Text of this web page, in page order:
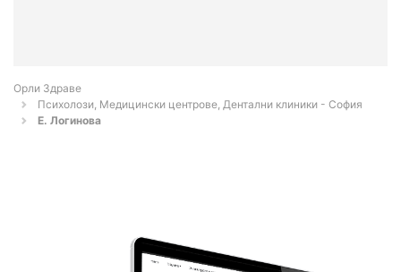
Орли Здраве
Психолози, Медицински центрове, Дентални клиники - София
Е. Логинова